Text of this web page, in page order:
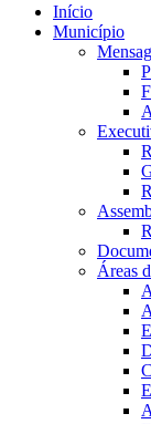
Início
Município
Áreas